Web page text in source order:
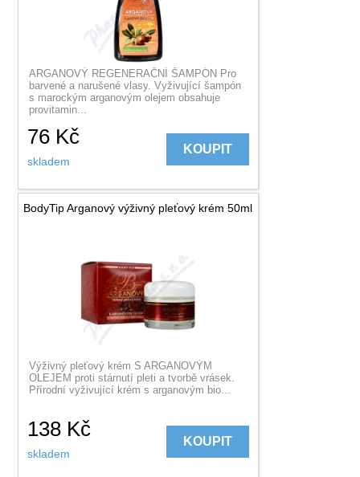
ARGANOVÝ REGENERAČNÍ ŠAMPÓN Pro
barvené a narušené vlasy. Vyživující šampón
s marockým arganovým olejem obsahuje
provitamin...
76 Kč
skladem
KOUPIT
BodyTip Arganový výživný pleťový krém 50ml
Výživný pleťový krém S ARGANOVÝM
OLEJEM proti stárnutí pleti a tvorbě vrásek.
Přírodní vyživující krém s arganovým bio...
138 Kč
skladem
KOUPIT